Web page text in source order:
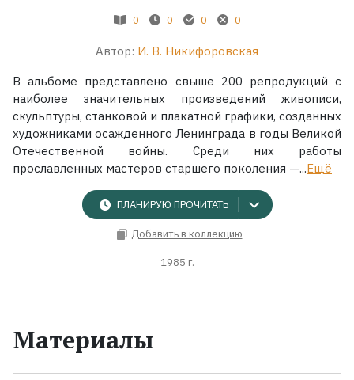
Экранизации
Коллекции
0 0 0 0
Автор: И. В. Никифоровская
В альбоме представлено свыше 200 репродукций с
наиболее значительных произведений живописи,
скульптуры, станковой и плакатной графики, созданных
художниками осажденного Ленинграда в годы Великой
Отечественной войны. Среди них работы
прославленных мастеров старшего поколения —...Ещё
ПЛАНИРУЮ ПРОЧИТАТЬ
Добавить в коллекцию
1985 г.
Материалы